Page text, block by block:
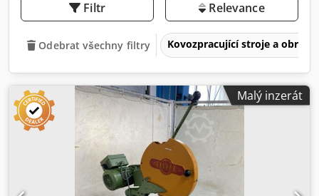
Filtr Relevance
Odebrat všechny filtry Kovozpracující stroje a
Malý inzerát